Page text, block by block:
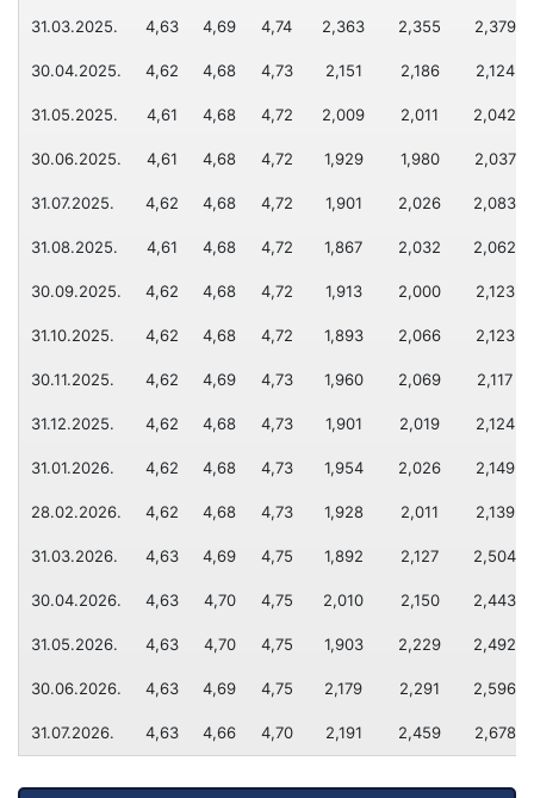
ШТЕДЊА
Динарска штедња
Девизна штедња
Дечја штедња
Е-СЕРВИСИ
Електронско банкарство
Мобилно банкарство
Google Pay
Apple Pay
ОСТАЛО
Трајни налог
Директно задужење
Мењачки послови
Трансфери новца
Издавање сефова
Субвенционисани кредити
Кредити за обртна средства и ликвидност
Инвестициони кредити
Девизни кредити
Револвинг линије
Кредит за стамбене заједнице
Е-СЕРВИСИ
Halcom E-Bank
OfficeBanking
E-commerce
Документарно пословање
е-Фискализација
ПОСЛОВИ ДЕПОЗИТАРА
Послови депозитара
ТАРИФА НАКНАДА
ОПШТИ УСЛОВИ ПОСЛОВАЊА
31.03.2025. 4,63 4,69 4,74 2,363 2,355 2,379
30.04.2025. 4,62 4,68 4,73 2,151 2,186 2,124
31.05.2025. 4,61 4,68 4,72 2,009 2,011 2,042
30.06.2025. 4,61 4,68 4,72 1,929 1,980 2,037
31.07.2025. 4,62 4,68 4,72 1,901 2,026 2,083
31.08.2025. 4,61 4,68 4,72 1,867 2,032 2,062
30.09.2025. 4,62 4,68 4,72 1,913 2,000 2,123
31.10.2025. 4,62 4,68 4,72 1,893 2,066 2,123
30.11.2025. 4,62 4,69 4,73 1,960 2,069 2,117
31.12.2025. 4,62 4,68 4,73 1,901 2,019 2,124
31.01.2026. 4,62 4,68 4,73 1,954 2,026 2,149
28.02.2026. 4,62 4,68 4,73 1,928 2,011 2,139
31.03.2026. 4,63 4,69 4,75 1,892 2,127 2,504
30.04.2026. 4,63 4,70 4,75 2,010 2,150 2,443
31.05.2026. 4,63 4,70 4,75 1,903 2,229 2,492
30.06.2026. 4,63 4,69 4,75 2,179 2,291 2,596
31.07.2026. 4,63 4,66 4,70 2,191 2,459 2,678